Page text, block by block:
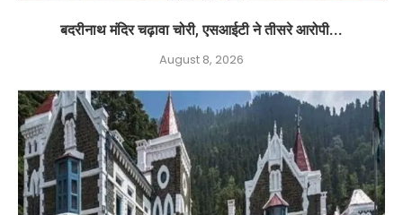
बदरीनाथ मंदिर चढ़ावा चोरी, एसआईटी ने तीसरे आरोपी...
August 8, 2026